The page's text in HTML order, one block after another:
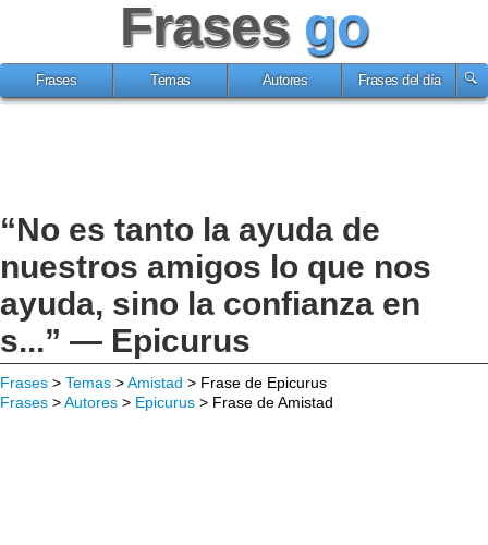
Frases go
Frases Temas Autores Frases del día
“No es tanto la ayuda de
nuestros amigos lo que nos
ayuda, sino la confianza en
s...” — Epicurus
Frases > Temas >Amistad > Frase de Epicurus
Frases >Autores > Epicurus > Frase de Amistad